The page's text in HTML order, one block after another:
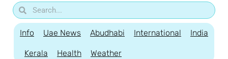
Info Uae News Abudhabi International India
Kerala Health Weather